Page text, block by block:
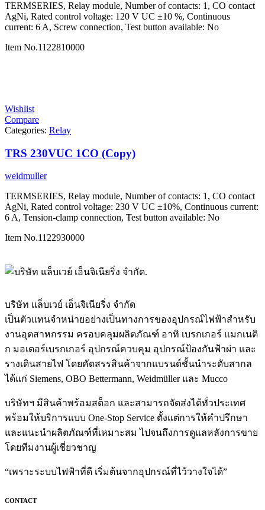
TERMSERIES, Relay module, Number of contacts: 1, CO contact
AgNi, Rated control voltage: 120 V UC ±10 %, Continuous
current: 6 A, Screw connection, Test button available: No
Item No.1122810000
Wishlist
Compare
Categories: Relay
TRS 230VUC 1CO (Copy)
weidmuller
TERMSERIES, Relay module, Number of contacts: 1, CO contact
AgNi, Rated control voltage: 230 V UC ±10%, Continuous current:
6 A, Tension-clamp connection, Test button available: No
Item No.1122930000
บริษัท แล็บเวย์ เอ็นจิเนียริ่ง จำกัด
เป็นตัวแทนจำหน่ายอย่างเป็นทางการของอุปกรณ์ไฟฟ้าสำหรับ
งานอุตสาหกรรม ครอบคลุมผลิตภัณฑ์ อาทิ เบรกเกอร์ แมกเนติ
ก มอเตอร์เบรกเกอร์ อุปกรณ์ควบคุม อุปกรณ์ป้องกันฟ้าผ่า และ
รางเดินสายไฟ โดยคัดสรรสินค้าจากแบรนด์ชั้นนำระดับสากล
ได้แก่ Siemens, OBO Bettermann, Weidmüller และ Mucco
บริษัทฯ มีสินค้าพร้อมสต็อก และสามารถจัดส่งได้ทั่วประเทศ
พร้อมให้บริการแบบ One-Stop Service ตั้งแต่การให้คำปรึกษา
และแนะนำผลิตภัณฑ์ที่เหมาะสม ไปจนถึงการดูแลหลังการขาย
โดยทีมงานผู้เชี่ยวชาญ
“เพราะระบบไฟฟ้าที่ดี เริ่มต้นจากอุปกรณ์ที่ไว้วางใจได้”
CONTACT